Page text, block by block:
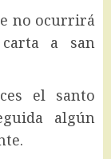
no ocurrirá
a san
el santo
algún